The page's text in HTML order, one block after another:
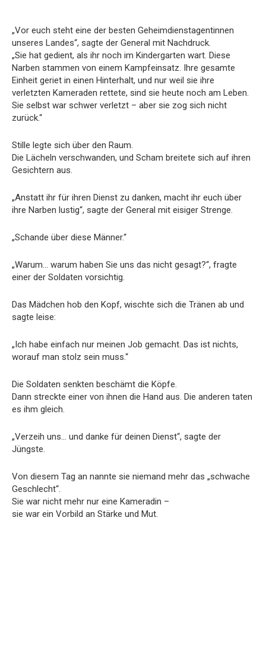
„Vor euch steht eine der besten Geheimdienstagentinnen
unseres Landes“, sagte der General mit Nachdruck.
„Sie hat gedient, als ihr noch im Kindergarten wart. Diese
Narben stammen von einem Kampfeinsatz. Ihre gesamte
Einheit geriet in einen Hinterhalt, und nur weil sie ihre
verletzten Kameraden rettete, sind sie heute noch am Leben.
Sie selbst war schwer verletzt – aber sie zog sich nicht
zurück.“
Stille legte sich über den Raum.
Die Lächeln verschwanden, und Scham breitete sich auf ihren
Gesichtern aus.
„Anstatt ihr für ihren Dienst zu danken, macht ihr euch über
ihre Narben lustig“, sagte der General mit eisiger Strenge.
„Schande über diese Männer.“
„Warum… warum haben Sie uns das nicht gesagt?“, fragte
einer der Soldaten vorsichtig.
Das Mädchen hob den Kopf, wischte sich die Tränen ab und
sagte leise:
„Ich habe einfach nur meinen Job gemacht. Das ist nichts,
worauf man stolz sein muss.“
Die Soldaten senkten beschämt die Köpfe.
Dann streckte einer von ihnen die Hand aus. Die anderen taten
es ihm gleich.
„Verzeih uns… und danke für deinen Dienst“, sagte der
Jüngste.
Von diesem Tag an nannte sie niemand mehr das „schwache
Geschlecht“.
Sie war nicht mehr nur eine Kameradin –
sie war ein Vorbild an Stärke und Mut.